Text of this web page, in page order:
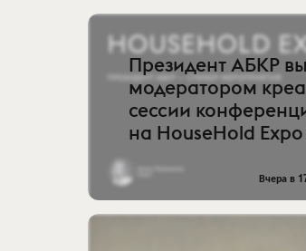
Президент АБКР
модератором
сессии
на HouseHold
Вчера в